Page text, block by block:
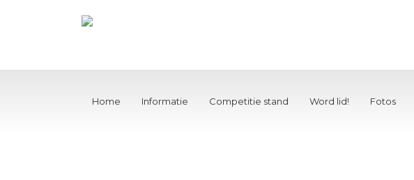
Home Informatie Competitie stand Word lid! Fotos